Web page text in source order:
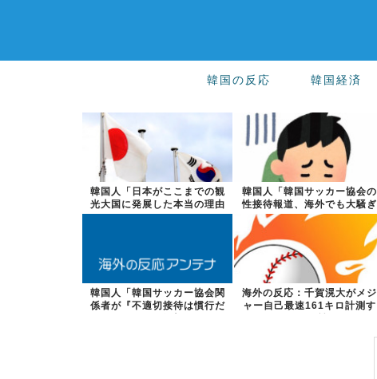
韓国の反応 韓国経済
韓国人「日本がここまでの観
光大国に発展した本当の理由
がこちら…」...
韓国人「韓国サッカー協会の
性接待報道、海外でも大騒ぎ
に・・・20...
韓国人「韓国サッカー協会関
係者が『不適切接待は慣行だ
海外の反応：千賀滉大がメジ
ャー自己最速161キロ計測す